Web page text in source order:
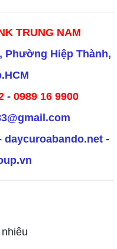
TRUNG NAM
Phường Hiệp Thành,
- 0989 16 9900
daycuroabando.net -